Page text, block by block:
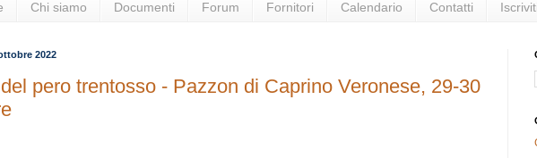
Chi siamo Documenti Forum Fornitori Calendario Contatti
2022
pero trentosso - Pazzon di Caprino Veronese, 29-30